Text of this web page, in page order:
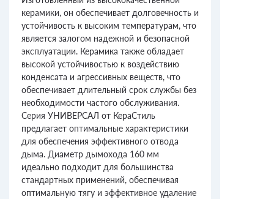
керамики, он обеспечивает долговечность и
устойчивость к высоким температурам, что
является залогом надежной и безопасной
эксплуатации. Керамика также обладает
высокой устойчивостью к воздействию
конденсата и агрессивных веществ, что
обеспечивает длительный срок службы без
необходимости частого обслуживания.
Серия УНИВЕРСАЛ от КераСтиль
предлагает оптимальные характеристики
для обеспечения эффективного отвода
дыма. Диаметр дымохода 160 мм
идеально подходит для большинства
стандартных применений, обеспечивая
оптимальную тягу и эффективное удаление